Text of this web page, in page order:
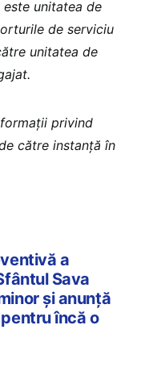
unitatea de
de serviciu
unitatea de
privind
către instanță în
a
Sava
și anunță
încă o